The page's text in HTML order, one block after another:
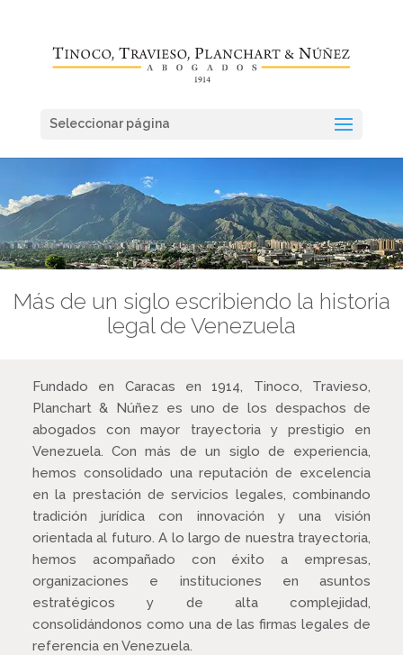
Seleccionar página
Más de un siglo escribiendo la historia
legal de Venezuela
Fundado en Caracas en 1914, Tinoco, Travieso,
Planchart & Núñez es uno de los despachos de
abogados con mayor trayectoria y prestigio en
Venezuela. Con más de un siglo de experiencia,
hemos consolidado una reputación de excelencia
en la prestación de servicios legales, combinando
tradición jurídica con innovación y una visión
orientada al futuro. A lo largo de nuestra trayectoria,
hemos acompañado con éxito a empresas,
organizaciones e instituciones en asuntos
estratégicos y de alta complejidad,
consolidándonos como una de las firmas legales de
referencia en Venezuela.